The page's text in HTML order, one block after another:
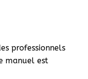
professionnels
manuel est